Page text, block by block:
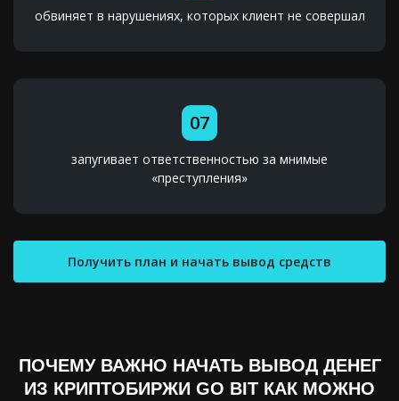
обвиняет в нарушениях, которых клиент не совершал
07
запугивает ответственностью за мнимые
«преступления»
Получить план и начать вывод средств
ПОЧЕМУ ВАЖНО НАЧАТЬ ВЫВОД ДЕНЕГ
ИЗ КРИПТОБИРЖИ GO BIT КАК МОЖНО